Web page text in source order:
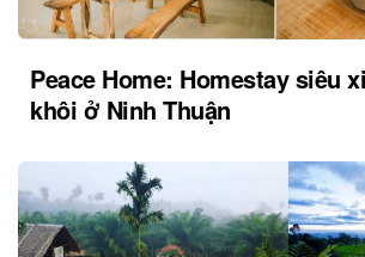
Peace Home: Homestay siêu
khôi ở Ninh Thuận